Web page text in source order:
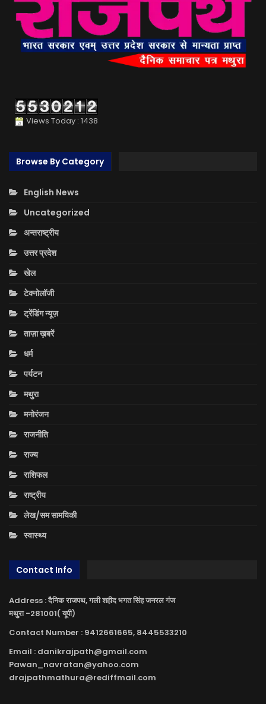
Views Today : 1438
Browse By Category
English News
Uncategorized
अन्तराष्ट्रीय
उत्तर प्रदेश
खेल
टेक्नोलॉजी
ट्रेंडिंग न्यूज़
ताज़ा ख़बरें
धर्म
पर्यटन
मथुरा
मनोरंजन
राजनीति
राज्य
राशिफल
राष्ट्रीय
लेख/सम सामयिकी
स्वास्थ्य
Contact Info
Address : दैनिक राजपथ, गली शहीद भगत सिंह जनरल गंज
मथुरा -281001( यूपी)
Contact Number : 9412661665, 8445533210
Email : danikrajpath@gmail.com
Pawan_navratan@yahoo.com
drajpathmathura@rediffmail.com